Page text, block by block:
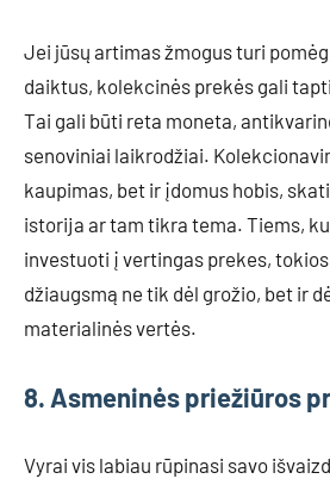
Jei jūsų artimas žmogus turi
daiktus, kolekcinės prekės gali
Tai gali būti reta moneta,
senoviniai laikrodžiai.
kaupimas, bet ir įdomus hobis,
istorija ar tam tikra tema. Tiems,
investuoti į vertingas prekes,
džiaugsmą ne tik dėl grožio, bet ir
materialinės vertės.
8. Asmeninės priežiūros
Vyrai vis labiau rūpinasi savo